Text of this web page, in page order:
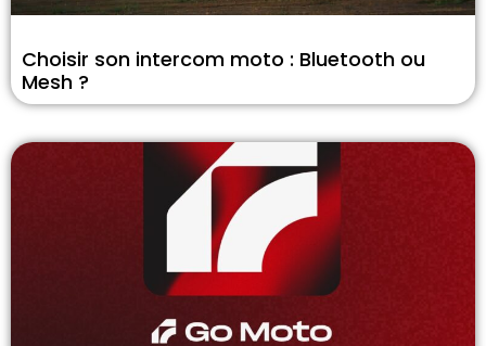
Choisir son intercom moto : Bluetooth ou
Mesh ?